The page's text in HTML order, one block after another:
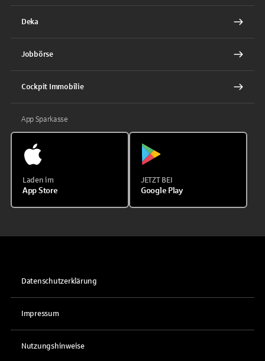
Deka
Jobbörse
Cockpit Immobilie
App Sparkasse
Laden im
App Store
JETZT BEI
Google Play
Datenschutzerklärung
Impressum
Nutzungshinweise